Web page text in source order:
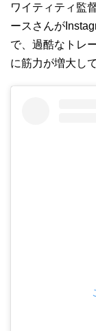
ワイティティ監
ースさんが
で、過酷なトレ
に筋力が増大し